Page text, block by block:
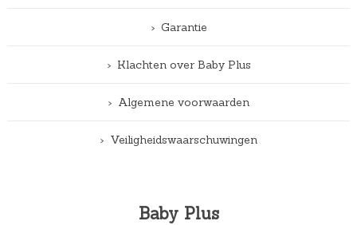
Garantie
Klachten over Baby Plus
Algemene voorwaarden
Veiligheidswaarschuwingen
Baby Plus